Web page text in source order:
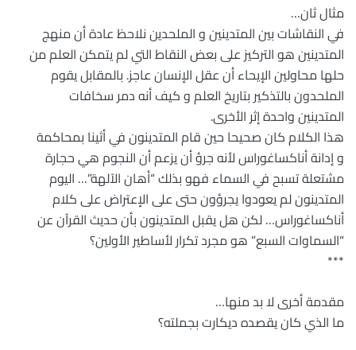
مثال ثان…
في النقاشات بين المتدينين و الملحدين نلاحظ عادة أن منهج
المتدينين هو التركيز على بعض النقاط التي لم يتمكن العلم من
حلها محاولين الإيحاء أن عقل الإنسان عاجز. بالمقابل يقوم
الملحدون بالتذكير بتاريخ العلم و كيف أنه دمر سخافات
المتدينين واحدة إثر الأخرى.
هذا الكلام كان صحيحا حين قام المتدينون في أثينا بمحاكمة
و إدانة أناكساغوراس لأنه جرؤ أن يزعم أن النجوم هي حجارة
مشتعلة تسبح في السماء فهو بذلك “أهان الآلهة”… اليوم
المتدينون لم يعودوا يجرؤون حتى على الإعتراض على كلام
أناكساغوراس… لكن هل يقبل المتدينون بأن حديث القرآن عن
“السماوات السبع” هو مجرد تكرار لأساطير الأولين؟
***
مقدمة أخرى لا بد منها…
ما الذي كان يقصده ديكارت بجملته؟